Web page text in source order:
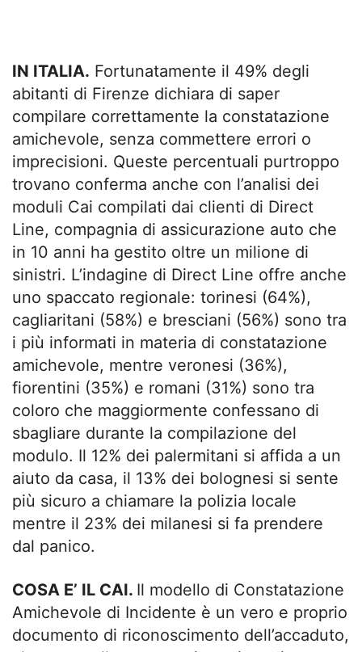
IN ITALIA. Fortunatamente il 49% degli
abitanti di Firenze dichiara di saper
compilare correttamente la constatazione
amichevole, senza commettere errori o
imprecisioni. Queste percentuali purtroppo
trovano conferma anche con l’analisi dei
moduli Cai compilati dai clienti di Direct
Line, compagnia di assicurazione auto che
in 10 anni ha gestito oltre un milione di
sinistri. L’indagine di Direct Line offre anche
uno spaccato regionale: torinesi (64%),
cagliaritani (58%) e bresciani (56%) sono tra
i più informati in materia di constatazione
amichevole, mentre veronesi (36%),
fiorentini (35%) e romani (31%) sono tra
coloro che maggiormente confessano di
sbagliare durante la compilazione del
modulo. Il 12% dei palermitani si affida a un
aiuto da casa, il 13% dei bolognesi si sente
più sicuro a chiamare la polizia locale
mentre il 23% dei milanesi si fa prendere
dal panico.
COSA E’ IL CAI. Il modello di Constatazione
Amichevole di Incidente è un vero e proprio
documento di riconoscimento dell’accaduto,